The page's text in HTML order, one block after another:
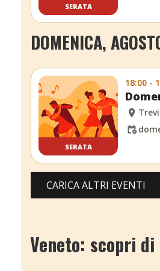
SERATA
DOMENICA,
SERATA
18:00 -
CARICA ALTRI EVENTI
Veneto: scopri